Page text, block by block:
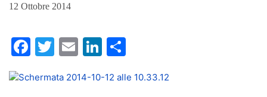
12 Ottobre 2014
Facebook
Twitter
EmailLinkedIn